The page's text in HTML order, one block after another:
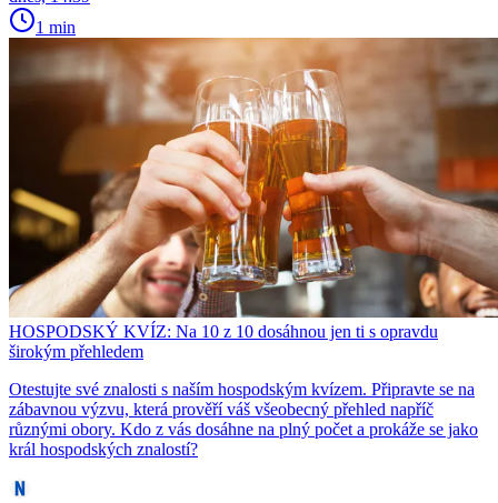
1 min
HOSPODSKÝ KVÍZ: Na 10 z 10 dosáhnou jen ti s opravdu
širokým přehledem
Otestujte své znalosti s naším hospodským kvízem. Připravte se na
zábavnou výzvu, která prověří váš všeobecný přehled napříč
různými obory. Kdo z vás dosáhne na plný počet a prokáže se jako
král hospodských znalostí?